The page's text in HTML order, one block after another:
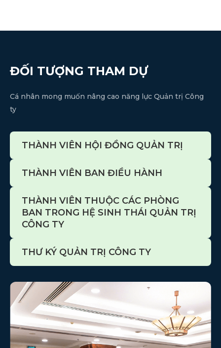
ĐỐI TƯỢNG THAM DỰ
Cá nhân mong muốn nâng cao năng lực Quản trị Công
ty
THÀNH VIÊN HỘI ĐỒNG QUẢN TRỊ
THÀNH VIÊN BAN ĐIỀU HÀNH
THÀNH VIÊN THUỘC CÁC PHÒNG
BAN TRONG HỆ SINH THÁI QUẢN TRỊ
CÔNG TY
THƯ KÝ QUẢN TRỊ CÔNG TY